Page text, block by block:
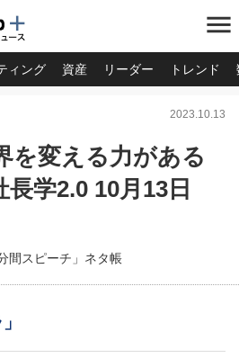
menu
ィング 資産 リーダー トレンド
2023.10.13
を変える力がある
長学2.0 10月13日
間スピーチ」ネタ帳